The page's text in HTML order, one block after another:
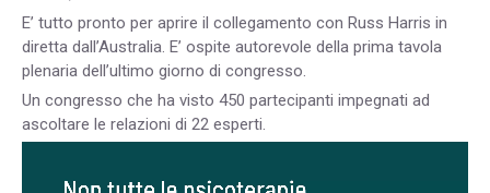
E’ tutto pronto per aprire il collegamento con Russ Harris in
diretta dall’Australia. E’ ospite autorevole della prima tavola
plenaria dell’ultimo giorno di congresso.
Un congresso che ha visto 450 partecipanti impegnati ad
ascoltare le relazioni di 22 esperti.